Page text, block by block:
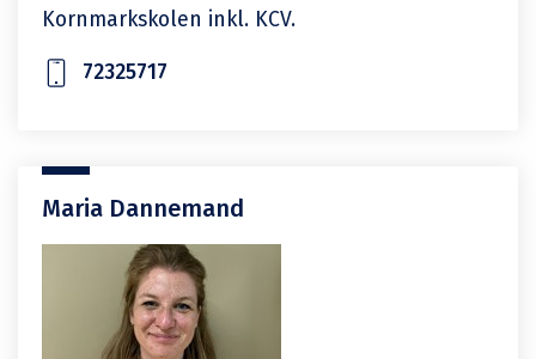
Kornmarkskolen inkl. KCV.
72325717
Maria Dannemand